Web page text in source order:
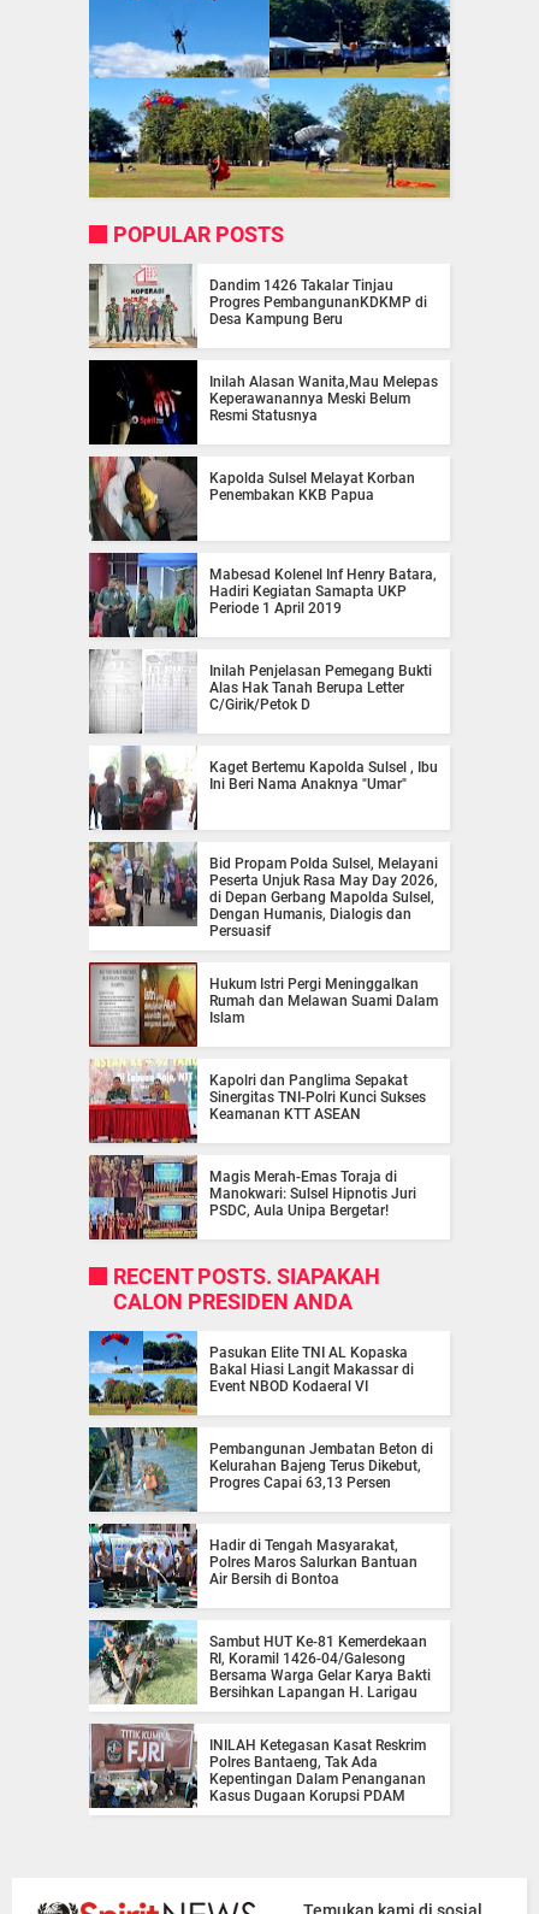
POPULAR POSTS
Dandim 1426 Takalar Tinjau
Progres PembangunanKDKMP di
Desa Kampung Beru
Inilah Alasan Wanita,Mau Melepas
Keperawanannya Meski Belum
Resmi Statusnya
Kapolda Sulsel Melayat Korban
Penembakan KKB Papua
Mabesad Kolenel Inf Henry Batara,
Hadiri Kegiatan Samapta UKP
Periode 1 April 2019
Inilah Penjelasan Pemegang Bukti
Alas Hak Tanah Berupa Letter
C/Girik/Petok D
Kaget Bertemu Kapolda Sulsel , Ibu
Ini Beri Nama Anaknya "Umar"
Bid Propam Polda Sulsel, Melayani
Peserta Unjuk Rasa May Day 2026,
di Depan Gerbang Mapolda Sulsel,
Dengan Humanis, Dialogis dan
Persuasif
Hukum Istri Pergi Meninggalkan
Rumah dan Melawan Suami Dalam
Islam
Kapolri dan Panglima Sepakat
Sinergitas TNI-Polri Kunci Sukses
Keamanan KTT ASEAN
Magis Merah-Emas Toraja di
Manokwari: Sulsel Hipnotis Juri
PSDC, Aula Unipa Bergetar!
RECENT POSTS. SIAPAKAH
CALON PRESIDEN ANDA
Pasukan Elite TNI AL Kopaska
Bakal Hiasi Langit Makassar di
Event NBOD Kodaeral VI
Pembangunan Jembatan Beton di
Kelurahan Bajeng Terus Dikebut,
Progres Capai 63,13 Persen
Hadir di Tengah Masyarakat,
Polres Maros Salurkan Bantuan
Air Bersih di Bontoa
Sambut HUT Ke-81 Kemerdekaan
RI, Koramil 1426-04/Galesong
Bersama Warga Gelar Karya Bakti
Bersihkan Lapangan H. Larigau
INILAH Ketegasan Kasat Reskrim
Polres Bantaeng, Tak Ada
Kepentingan Dalam Penanganan
Kasus Dugaan Korupsi PDAM